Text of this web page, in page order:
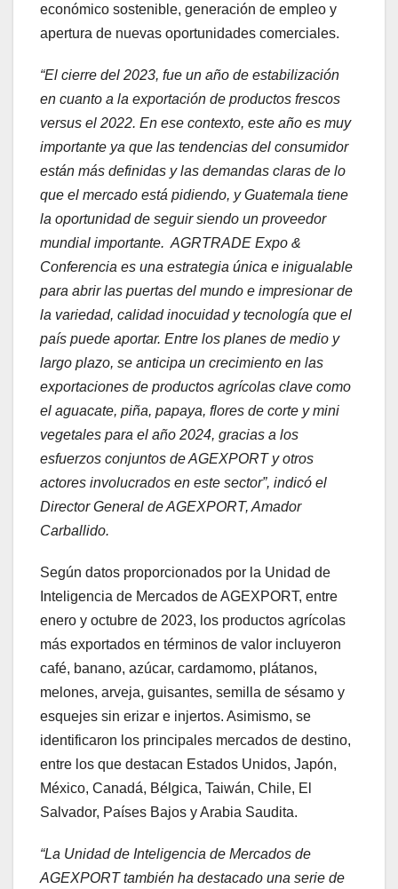
económico sostenible, generación de empleo y
apertura de nuevas oportunidades comerciales.
“El cierre del 2023, fue un año de estabilización
en cuanto a la exportación de productos frescos
versus el 2022. En ese contexto, este año es muy
importante ya que las tendencias del consumidor
están más definidas y las demandas claras de lo
que el mercado está pidiendo, y Guatemala tiene
la oportunidad de seguir siendo un proveedor
mundial importante. AGRTRADE Expo &
Conferencia es una estrategia única e inigualable
para abrir las puertas del mundo e impresionar de
la variedad, calidad inocuidad y tecnología que el
país puede aportar. Entre los planes de medio y
largo plazo, se anticipa un crecimiento en las
exportaciones de productos agrícolas clave como
el aguacate, piña, papaya, flores de corte y mini
vegetales para el año 2024, gracias a los
esfuerzos conjuntos de AGEXPORT y otros
actores involucrados en este sector”, indicó el
Director General de AGEXPORT, Amador
Carballido.
Según datos proporcionados por la Unidad de
Inteligencia de Mercados de AGEXPORT, entre
enero y octubre de 2023, los productos agrícolas
más exportados en términos de valor incluyeron
café, banano, azúcar, cardamomo, plátanos,
melones, arveja, guisantes, semilla de sésamo y
esquejes sin erizar e injertos. Asimismo, se
identificaron los principales mercados de destino,
entre los que destacan Estados Unidos, Japón,
México, Canadá, Bélgica, Taiwán, Chile, El
Salvador, Países Bajos y Arabia Saudita.
“La Unidad de Inteligencia de Mercados de
AGEXPORT también ha destacado una serie de